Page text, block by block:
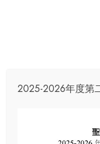
2025-2026年度第